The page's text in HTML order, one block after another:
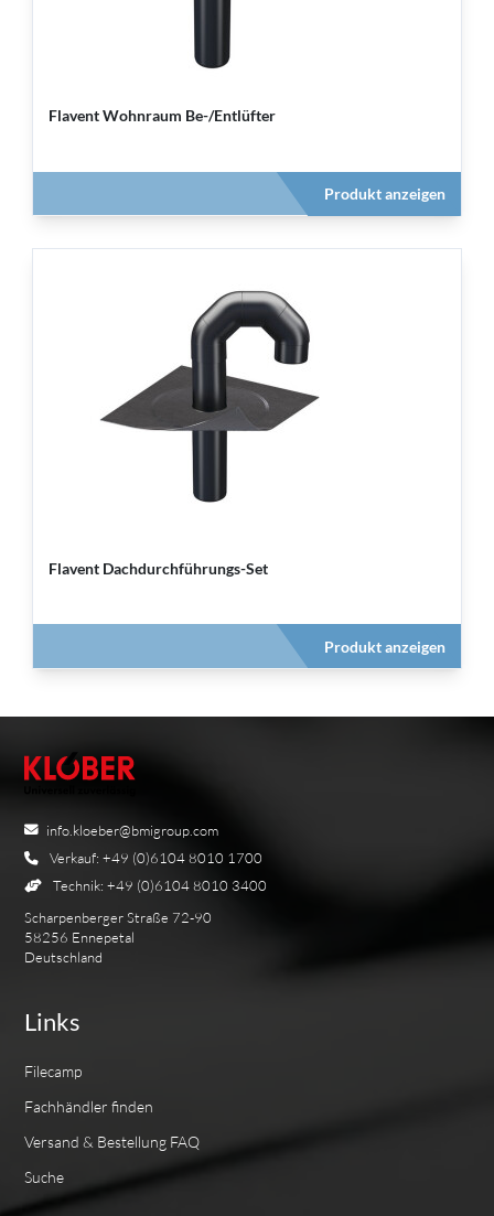
Flavent Wohnraum Be-/Entlüfter
Produkt anzeigen
Flavent Dachdurchführungs-Set
Produkt anzeigen
Links
Filecamp
Fachhändler finden
Versand & Bestellung FAQ
Suche
info.kloeber@bmigroup.com
Verkauf: +49 (0)6104 8010 1700
Technik: +49 (0)6104 8010 3400
Scharpenberger Straße 72-90
58256 Ennepetal
Deutschland